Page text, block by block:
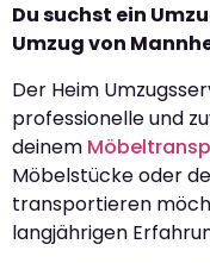
Du suchst ein
Umzug von
Der Heim
professionelle und
deinem
Möbelstücke oder
transportieren
langjährigen